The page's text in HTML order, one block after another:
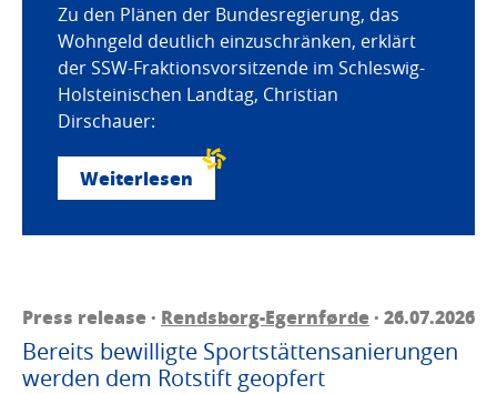
Zu den Plänen der Bundesregierung, das
Wohngeld deutlich einzuschränken, erklärt
der SSW-Fraktionsvorsitzende im Schleswig-
Holsteinischen Landtag, Christian
Dirschauer:
Weiterlesen
Press release · Rendsborg-Egernførde· 26.07.2026
Bereits bewilligte Sportstättensanierungen
werden dem Rotstift geopfert